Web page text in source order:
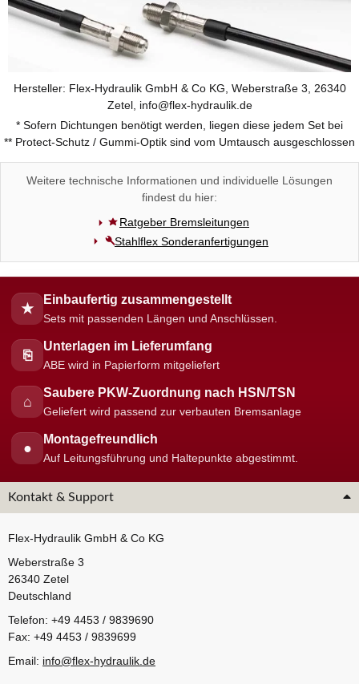
Hersteller: Flex-Hydraulik GmbH & Co KG, Weberstraße 3, 26340
Zetel, info@flex-hydraulik.de
* Sofern Dichtungen benötigt werden, liegen diese jedem Set bei
** Protect-Schutz / Gummi-Optik sind vom Umtausch ausgeschlossen
Weitere technische Informationen und individuelle Lösungen
findest du hier:
Ratgeber Bremsleitungen
Stahlflex Sonderanfertigungen
★
Einbaufertig zusammengestellt
Sets mit passenden Längen und Anschlüssen.
⎘
Unterlagen im Lieferumfang
ABE wird in Papierform mitgeliefert
⌂
Saubere PKW-Zuordnung nach HSN/TSN
Geliefert wird passend zur verbauten Bremsanlage
●
Montagefreundlich
Auf Leitungsführung und Haltepunkte abgestimmt.
Kontakt & Support
Flex-Hydraulik GmbH & Co KG
Weberstraße 3
26340 Zetel
Deutschland
Telefon: +49 4453 / 9839690
Fax: +49 4453 / 9839699
Email: info@flex-hydraulik.de